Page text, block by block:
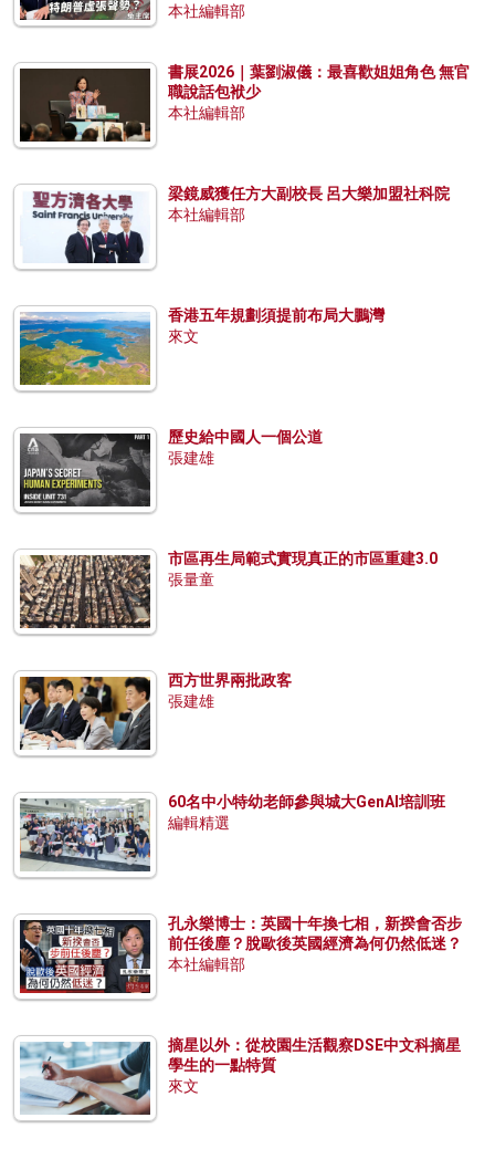
本社編輯部
書展2026｜葉劉淑儀：最喜歡姐姐角色 無官
職說話包袱少
本社編輯部
梁鏡威獲任方大副校長 呂大樂加盟社科院
本社編輯部
香港五年規劃須提前布局大鵬灣
來文
歷史給中國人一個公道
張建雄
市區再生局範式實現真正的市區重建3.0
張量童
西方世界兩批政客
張建雄
60名中小特幼老師參與城大GenAI培訓班
編輯精選
孔永樂博士：英國十年換七相，新揆會否步
前任後塵？脫歐後英國經濟為何仍然低迷？
本社編輯部
摘星以外：從校園生活觀察DSE中文科摘星
學生的一點特質
來文